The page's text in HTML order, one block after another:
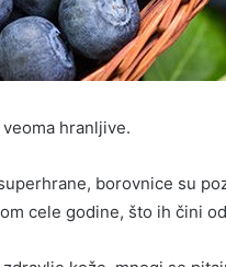
hranljive.
borovnice su
cele godine, što ih čini